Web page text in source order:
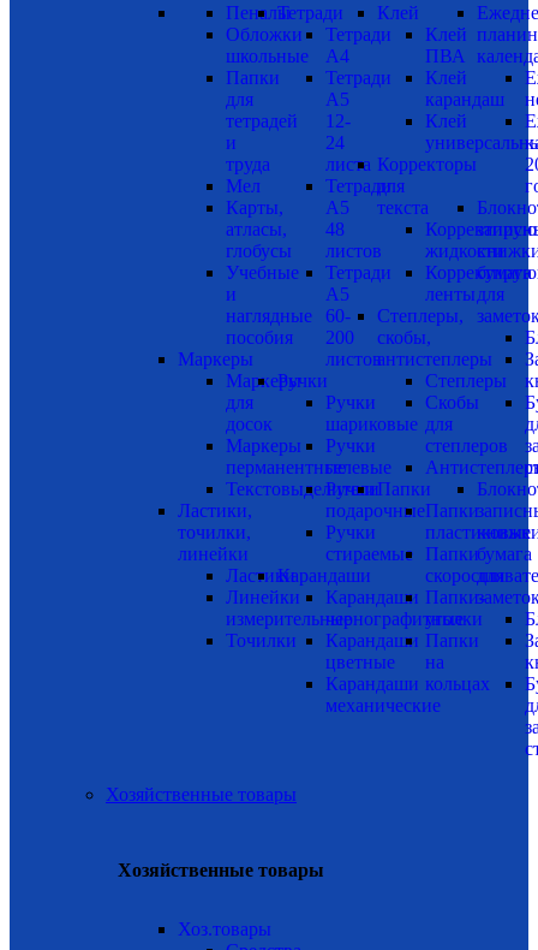
Пеналы
Обложки
школьные
Папки
для
тетрадей
и
труда
Мел
Карты,
атласы,
глобусы
Учебные
и
наглядные
пособия
Маркеры
Маркеры
для
досок
Маркеры
перманентные
Текстовыделители
Ластики,
точилки,
линейки
Ластики
Линейки
измерительные
Точилки
Тетради
Тетради
А4
Тетради
А5
12-
24
листа
Тетради
А5
48
листов
Тетради
А5
60-
200
листов
Ручки
Ручки
шариковые
Ручки
гелевые
Ручки
подарочные
Ручки
стираемые
Карандаши
Карандаши
чернографитные
Карандаши
цветные
Карандаши
механические
Клей
Клей
ПВА
Клей
карандаш
Клей
Корректоры
для
текста
жидкости
ленты
Степлеры,
скобы,
антистеплеры
Степлеры
Скобы
для
степлеров
Папки
Папки
пластиковые
Папки
Папки-
уголки
Папки
на
кольцах
бумага
для
бумага
для
Хозяйственные товары
Хозяйственные товары
Хоз.товары